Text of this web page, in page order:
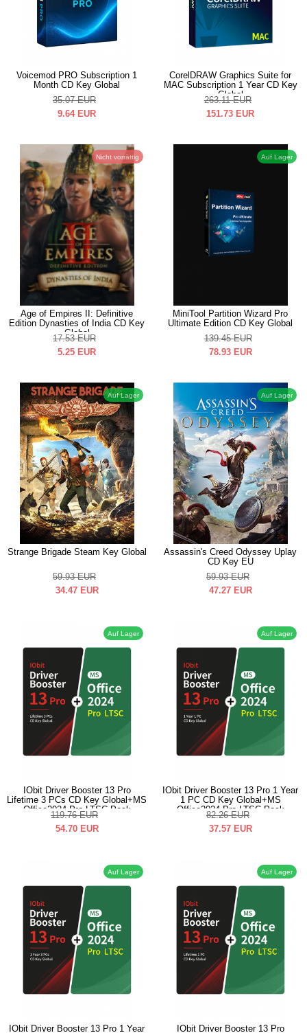
Voicemod PRO Subscription 1
Month CD Key Global
35.07 EUR
9.64 EUR
CorelDRAW Graphics Suite for
MAC Subscription 1 Year CD Key
Global
263.11 EUR
151.73 EUR
Nicht vorrättig
Age of Empires II: Definitive
Edition Dynasties of India CD Key
Global
17.53 EUR
5.25 EUR
Auf Lager
MiniTool Partition Wizard Pro
Ultimate Edition CD Key Global
139.45 EUR
78.93 EUR
Auf Lager
Strange Brigade Steam Key Global
59.93 EUR
34.47 EUR
Auf Lager
Assassin's Creed Odyssey Uplay
CD Key EU
59.93 EUR
47.27 EUR
Auf Lager
IObit Driver Booster 13 Pro
Lifetime 3 PCs CD Key Global+MS
Office2024 Pro LTSC Pack
119.76 EUR
54.70 EUR
Auf Lager
IObit Driver Booster 13 Pro 1 Year
1 PC CD Key Global+MS
Office2024 Pro LTSC Pack
82.26 EUR
37.57 EUR
Auf Lager
IObit Driver Booster 13 Pro 1 Year
Auf Lager
IObit Driver Booster 13 Pro